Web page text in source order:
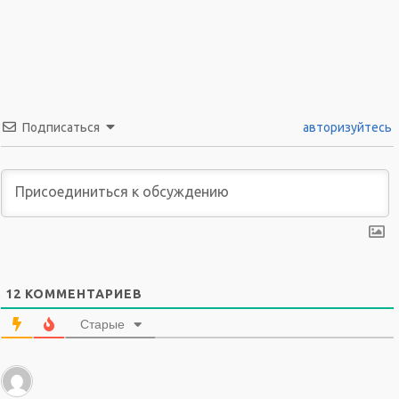
Подписаться авторизуйтесь
12 КОММЕНТАРИЕВ
Старые